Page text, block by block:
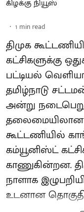
கிழக்கு நியூஸ்
1 min read
திமுக
கட்சிகளுக்கு
பட்டியல்
தமிழ்நாடு
அன்று
தலைமையிலான
கூட்டணியில்
கம்யூனிஸ்ட்
காணுகின்றன.
நாளாக
உடனான